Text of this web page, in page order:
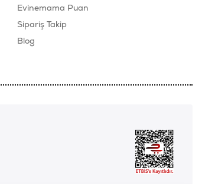
Evinemama Puan
Sipariş Takip
Blog